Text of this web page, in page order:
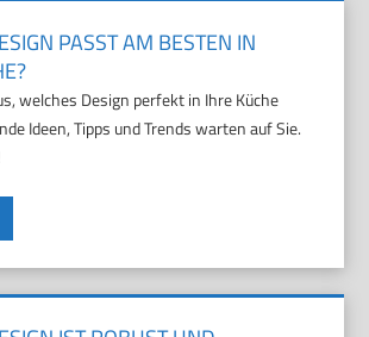
PASST AM BESTEN IN
welches Design perfekt in Ihre Küche
Ideen, Tipps und Trends warten auf Sie.